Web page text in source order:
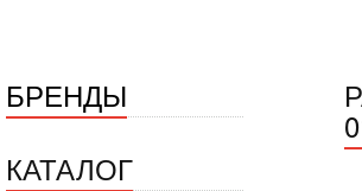
БРЕНДЫ
КАТАЛОГ